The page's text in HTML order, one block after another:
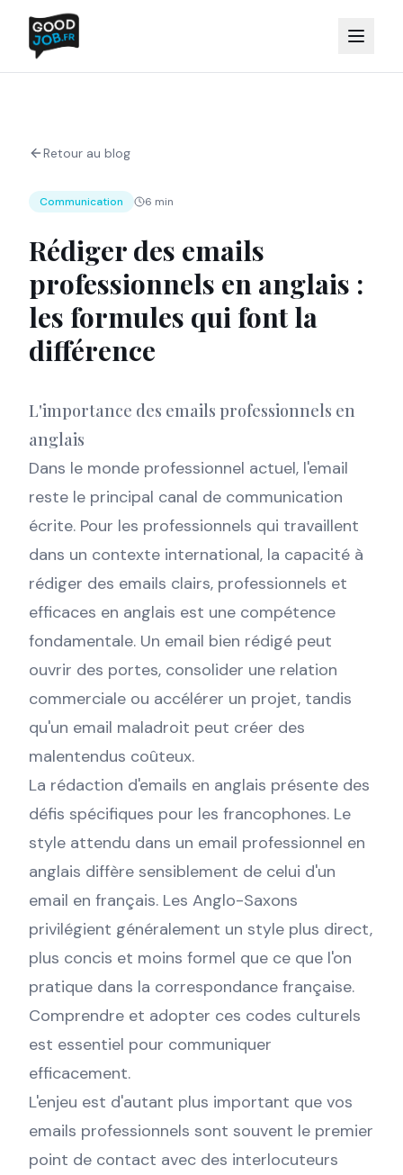
Retour au blog
Communication 6 min
Rédiger des emails
professionnels en anglais :
les formules qui font la
différence
L'importance des emails professionnels en
anglais
Dans le monde professionnel actuel, l'email
reste le principal canal de communication
écrite. Pour les professionnels qui travaillent
dans un contexte international, la capacité à
rédiger des emails clairs, professionnels et
efficaces en anglais est une compétence
fondamentale. Un email bien rédigé peut
ouvrir des portes, consolider une relation
commerciale ou accélérer un projet, tandis
qu'un email maladroit peut créer des
malentendus coûteux.
La rédaction d'emails en anglais présente des
défis spécifiques pour les francophones. Le
style attendu dans un email professionnel en
anglais diffère sensiblement de celui d'un
email en français. Les Anglo-Saxons
privilégient généralement un style plus direct,
plus concis et moins formel que ce que l'on
pratique dans la correspondance française.
Comprendre et adopter ces codes culturels
est essentiel pour communiquer
efficacement.
L'enjeu est d'autant plus important que vos
emails professionnels sont souvent le premier
point de contact avec des interlocuteurs